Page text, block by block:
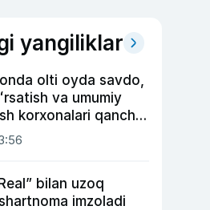
yangiliklar
olti oyda savdo,
va umumiy
korxonalari qancha
ochiqlandi
bilan uzoq
imzoladi